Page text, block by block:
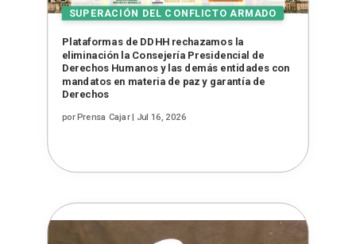
Plataformas de DDHH rechazamos la
eliminación la Consejería Presidencial de
Derechos Humanos y las demás entidades con
mandatos en materia de paz y garantía de
Derechos
porPrensa Cajar| Jul 16, 2026